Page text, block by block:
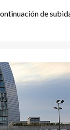
de